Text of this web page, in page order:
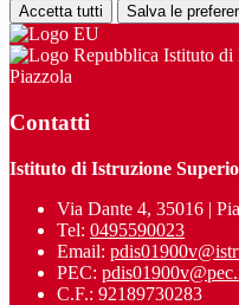
Accetta tutti Salva le
Istituto di
Piazzola
Contatti
Istituto di Istruzione
Via Dante 4, 35016 |
Tel: 0495590023
Email:
PEC:
C.F.: 92189730283